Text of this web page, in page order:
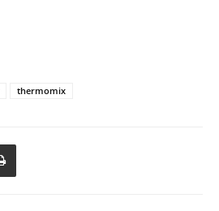
thermomix